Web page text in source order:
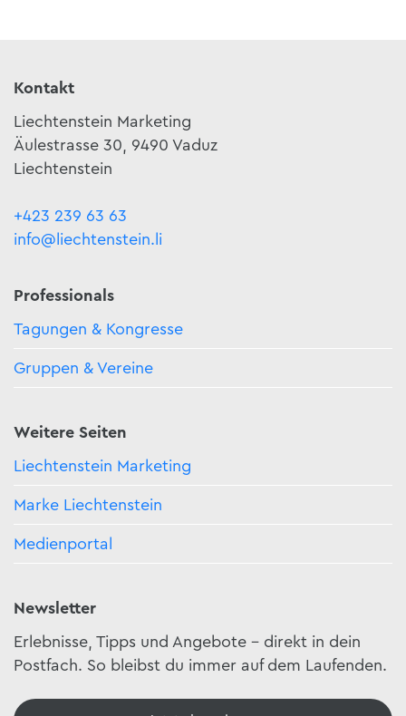
Kontakt
Liechtenstein Marketing
Äulestrasse 30, 9490 Vaduz
Liechtenstein
+423 239 63 63
info@liechtenstein.li
Professionals
Tagungen & Kongresse
Gruppen & Vereine
Weitere Seiten
Liechtenstein Marketing
Marke Liechtenstein
Medienportal
Newsletter
Erlebnisse, Tipps und Angebote – direkt in dein
Postfach. So bleibst du immer auf dem Laufenden.